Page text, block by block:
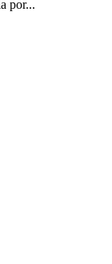
por...